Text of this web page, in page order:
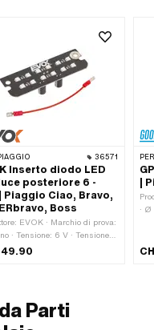
36571
Inserto diodo LED
posteriore 6 -
Piaggio Ciao, Bravo,
Boss
EVOK · Marchio di prova:
· Tensione: 6 V · Tensione:
bianco · Porta
49.90
|
· Ø
Parti